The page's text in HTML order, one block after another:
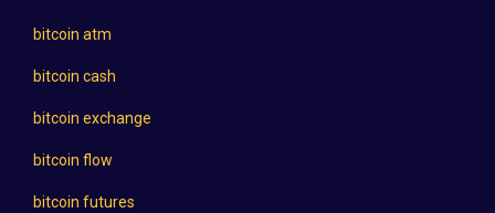
bitcoin atm
bitcoin cash
bitcoin exchange
bitcoin flow
bitcoin futures